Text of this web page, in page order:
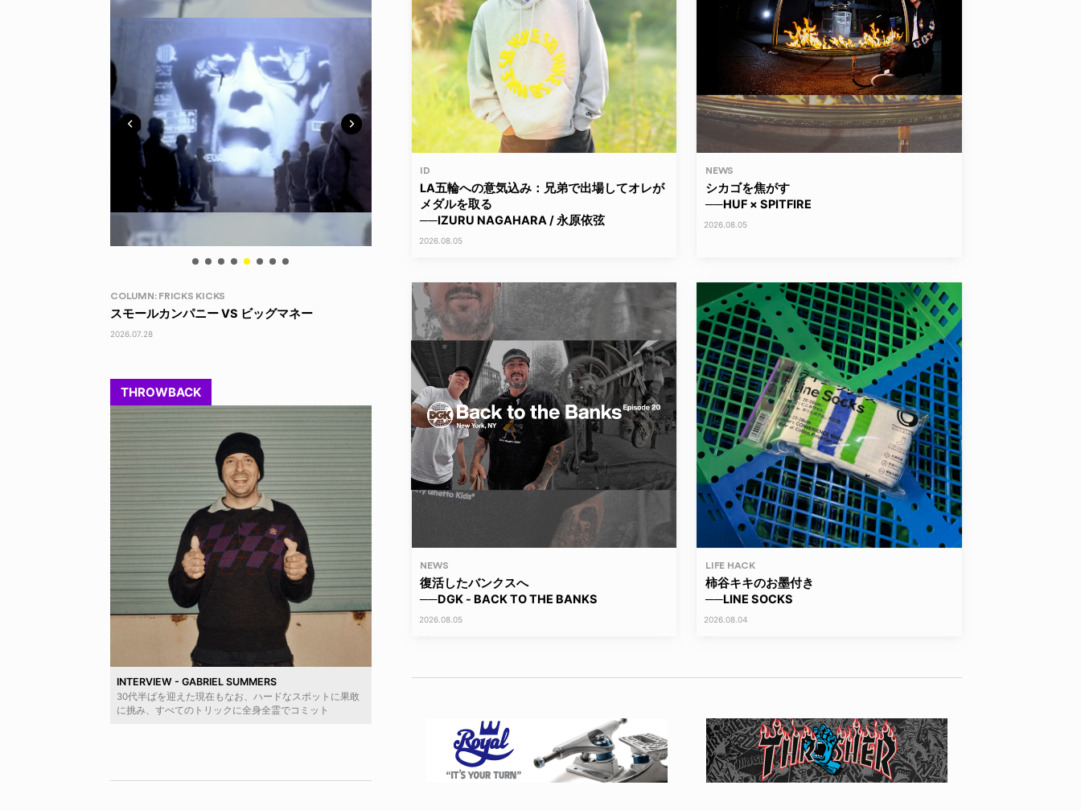
LIFE HACK
LINE SOCKS
2026.08.04
LIFE HACK
150 WALLET HAGEBA BOYS 2026
2026.07.31
YO! CHUI
あの時のあの写真
2026.07.31
THROWBACK
INTERVIEW - GABRIEL SUMMERS
30代半ばを迎えた現在もなお、ハードなスポットに果敢
に挑み、すべてのトリックに全身全霊でコミット
ID
LA五輪への意気込み：兄弟で出場してオレが
メダルを取る
──IZURU NAGAHARA / 永原依弦
2026.08.05
NEWS
シカゴを焦がす
──HUF × SPITFIRE
2026.08.05
NEWS
復活したバンクスへ
──DGK - BACK TO THE BANKS
2026.08.05
LIFE HACK
柿谷キキのお墨付き
──LINE SOCKS
2026.08.04